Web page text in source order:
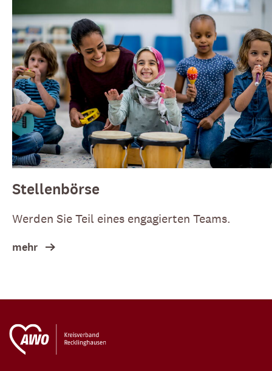
Stellenbörse
Werden Sie Teil eines engagierten Teams.
mehr